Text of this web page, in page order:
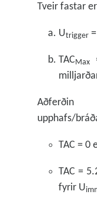
Tveir fastar
Utrigger
TAC Max
upphafs/
TAC = 0
TAC =
fyrir U